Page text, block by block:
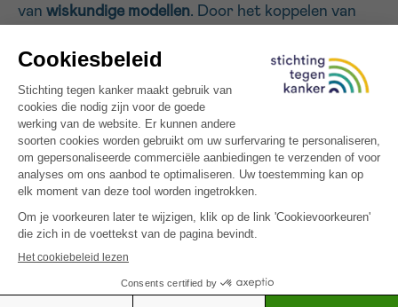
van wiskundige modellen. Door het koppelen van
meer zal verfijnen, aan
uitgebreide klinische data
zullen wij bovendien nieuwe prognostische merkers
kunnen identificeren die ons kunnen helpen om de
optimale behandeling te kiezen voor elke patiënt.
Tenslotte hopen wij ook
nieuwe doelwitten
identificeren om krachtigere vormen van
immunotherapie te ontwikkelen tegen AML.
Alle gefinancierde projecten